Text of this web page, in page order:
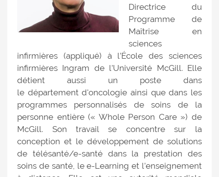
Directrice du
Programme de
Maîtrise en
sciences
infirmières (appliqué) à l’École des sciences
infirmières Ingram de l’Université McGill. Elle
détient aussi un poste dans
le département d'oncologie ainsi que dans les
programmes personnalisés de soins de la
personne entière (« Whole Person Care ») de
McGill. Son travail se concentre sur la
conception et le développement de solutions
de télésanté/e-santé dans la prestation des
soins de santé, le e-Learning et l’enseignement